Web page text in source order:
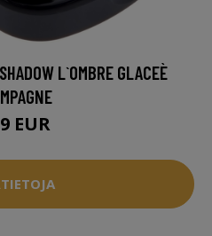
L`OMBRE GLACEÈ
EUR